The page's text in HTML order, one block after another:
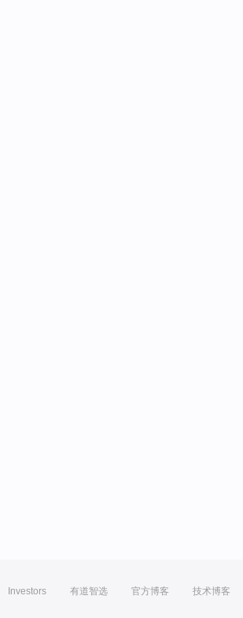
Investors 有道智选 官方博客 技术博客